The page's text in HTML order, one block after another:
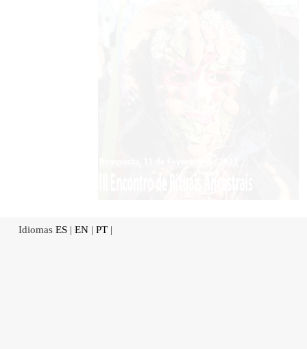
Idiomas ES | EN | PT |